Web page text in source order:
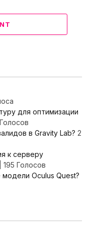
для оптимизации
в Gravity Lab? 2
к серверу
195 Голосов
Oculus Quest?